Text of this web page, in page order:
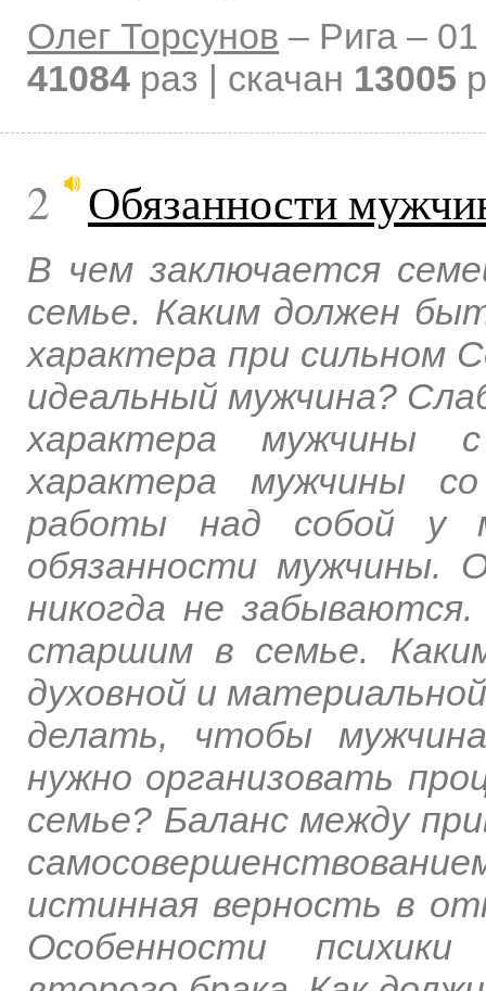
Олег Торсунов – Рига –
41084 раз | скачан 13005
2 Обязанности
В чем заключается
семье. Каким должен
характера при сильном
идеальный мужчина?
характера мужчины
характера мужчины
работы над собой у
обязанности мужчины.
никогда не
старшим в семье.
духовной и
делать, чтобы
нужно организовать
семье? Баланс между
истинная верность в
Особенности